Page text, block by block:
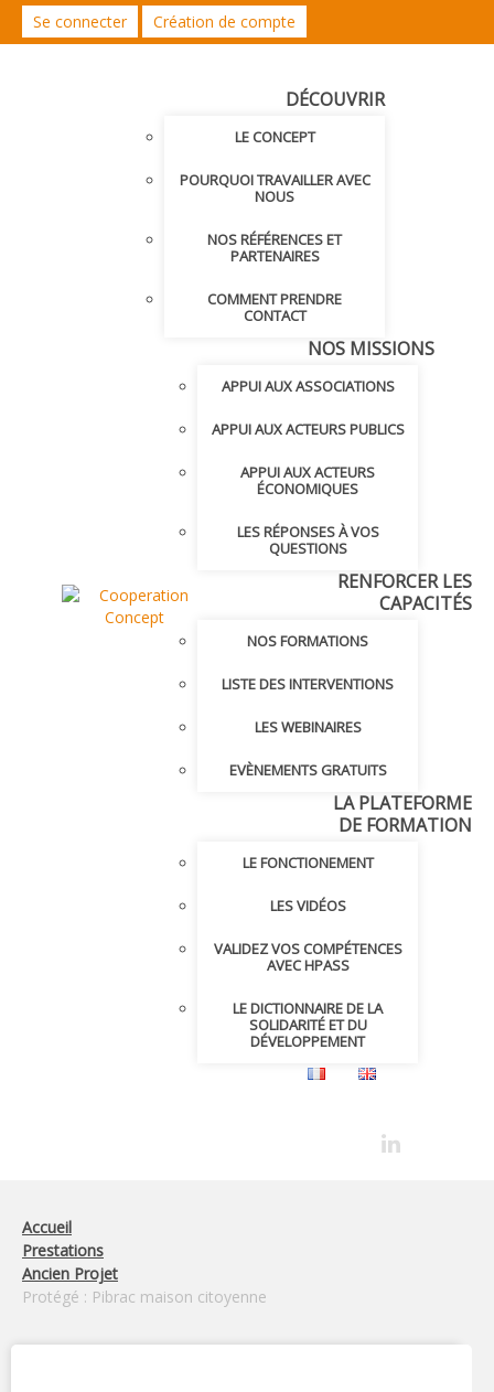
Se connecter Création de compte
DÉCOUVRIR
LE CONCEPT
POURQUOI TRAVAILLER AVEC
NOUS
NOS RÉFÉRENCES ET
PARTENAIRES
COMMENT PRENDRE
CONTACT
NOS MISSIONS
APPUI AUX ASSOCIATIONS
APPUI AUX ACTEURS PUBLICS
APPUI AUX ACTEURS
ÉCONOMIQUES
LES RÉPONSES À VOS
QUESTIONS
RENFORCER LES
CAPACITÉS
NOS FORMATIONS
LISTE DES INTERVENTIONS
LES WEBINAIRES
EVÈNEMENTS GRATUITS
LA PLATEFORME
DE FORMATION
LE FONCTIONEMENT
LES VIDÉOS
VALIDEZ VOS COMPÉTENCES
AVEC HPASS
LE DICTIONNAIRE DE LA
SOLIDARITÉ ET DU
DÉVELOPPEMENT
Accueil
Prestations
Ancien Projet
Protégé : Pibrac maison citoyenne